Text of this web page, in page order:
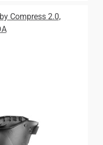
Compress 2.0,